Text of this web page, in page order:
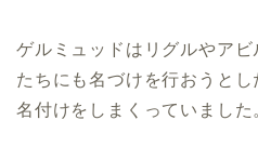
ゲルミュッドはリグルやア
たちにも名づけを行おうと
名付けをしまくっていました